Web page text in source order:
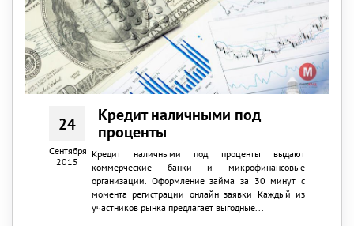
24
Сентября
2015
Кредит наличными под
проценты
Кредит наличными под проценты выдают
коммерческие банки и микрофинансовые
организации. Оформление займа за 30 минут с
момента регистрации онлайн заявки Каждый из
участников рынка предлагает выгодные...